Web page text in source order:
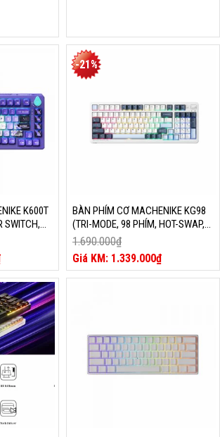
K600T
SWITCH,
-21%
BÀN PHÍM CƠ MACHENIKE KG98
(TRI-MODE, 98 PHÍM, HOT-SWAP,
PIN 8000MAH)
1.690.000₫
Giá
gốc
là:
1.339.000₫
Giá
hiện